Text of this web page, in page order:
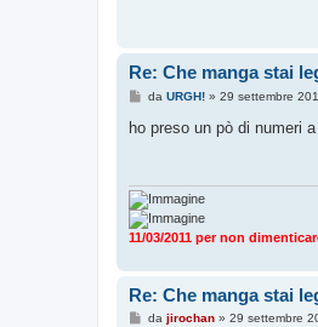
Re: Che manga stai
M
s
i
o
da URGH!» 29 settembre
ho preso un pò di numeri
11/03/2011 per non
Re: Che manga stai
Mda jirochan» 29 settembre